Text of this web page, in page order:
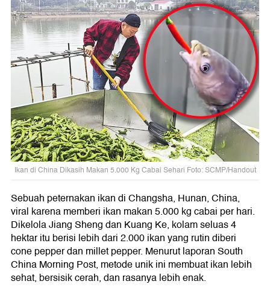
Ikan di China Dikasih Makan 5.000 Kg Cabai Sehari Foto: SCMP/Handout
Sebuah peternakan ikan di Changsha, Hunan, China,
viral karena memberi ikan makan 5.000 kg cabai per hari.
Dikelola Jiang Sheng dan Kuang Ke, kolam seluas 4
hektar itu berisi lebih dari 2.000 ikan yang rutin diberi
cone pepper dan millet pepper. Menurut laporan South
China Morning Post, metode unik ini membuat ikan lebih
sehat, bersisik cerah, dan rasanya lebih enak.